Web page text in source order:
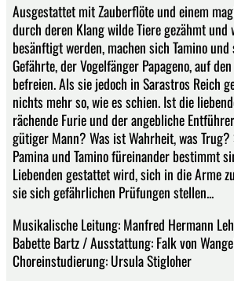
Ausgestattet mit Zauberflöte und einem
durch deren Klang wilde Tiere gezähmt und
besänftigt werden, machen sich Tamino
Gefährte, der Vogelfänger Papageno, auf
befreien. Als sie jedoch in Sarastros Reich
nichts mehr so, wie es schien. Ist die
rächende Furie und der angebliche
gütiger Mann? Was ist Wahrheit, was
Pamina und Tamino füreinander bestimmt
Liebenden gestattet wird, sich in die Arme
sie sich gefährlichen Prüfungen stellen...
Musikalische Leitung: Manfred Hermann
Babette Bartz / Ausstattung: Falk von
Choreinstudierung: Ursula Stigloher